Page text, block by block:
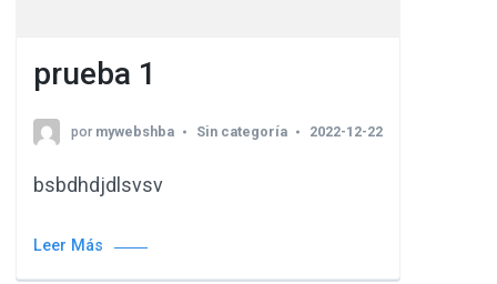
prueba 1
por mywebshba Sin categoría 2022-12-22
bsbdhdjdlsvsv
Leer Más